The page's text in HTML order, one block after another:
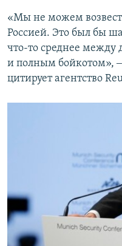
«Мы не можем
Россией. Это был бы
что-то среднее
и полным бойкотом»,
цитирует агентство